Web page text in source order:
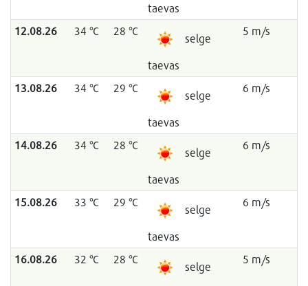
taevas
12.08.26 34 °C 28 °C
selge
taevas
5 m/s
13.08.26 34 °C 29 °C
selge
taevas
6 m/s
14.08.26 34 °C 28 °C
selge
taevas
6 m/s
15.08.26 33 °C 29 °C
selge
taevas
6 m/s
16.08.26 32 °C 28 °C
selge
5 m/s